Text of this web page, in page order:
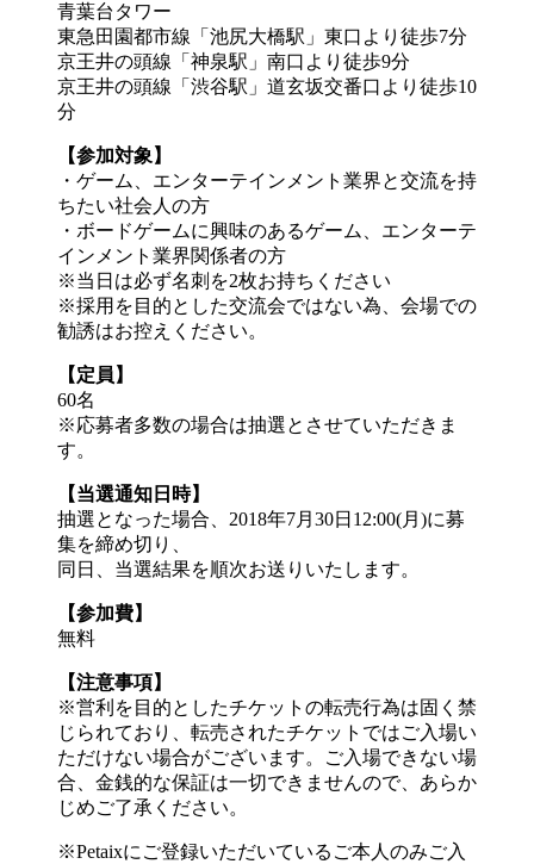
青葉台タワー
東急田園都市線「池尻大橋駅」東口より徒歩7分
京王井の頭線「神泉駅」南口より徒歩9分
京王井の頭線「渋谷駅」道玄坂交番口より徒歩10
分
【参加対象】
・ゲーム、エンターテインメント業界と交流を持
ちたい社会人の方
・ボードゲームに興味のあるゲーム、エンターテ
インメント業界関係者の方
※当日は必ず名刺を2枚お持ちください
※採用を目的とした交流会ではない為、会場での
勧誘はお控えください。
【定員】
60名
※応募者多数の場合は抽選とさせていただきま
す。
【当選通知日時】
抽選となった場合、2018年7月30日12:00(月)に募
集を締め切り、
同日、当選結果を順次お送りいたします。
【参加費】
無料
【注意事項】
※営利を目的としたチケットの転売行為は固く禁
じられており、転売されたチケットではご入場い
ただけない場合がございます。ご入場できない場
合、金銭的な保証は一切できませんので、あらか
じめご了承ください。
※Petaixにご登録いただいているご本人のみご入